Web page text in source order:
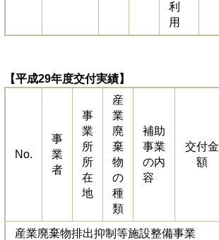
利
用
【平成29年度交付実績】
No.
事
業
者
事
業
所
所
在
地
産
業
廃
棄
物
の
種
類
補助
事業
の内
容
交付金
額
産業廃棄物排出抑制等施設整備事業